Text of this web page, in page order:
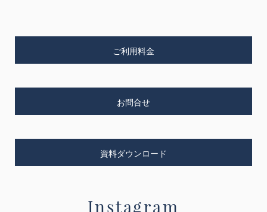
ご利用料金
お問合せ
資料ダウンロード
Instagram